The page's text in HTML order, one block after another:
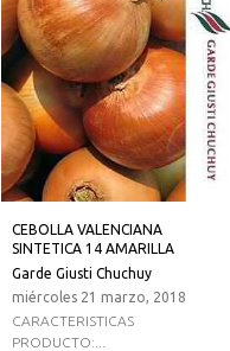
CEBOLLA VALENCIANA
SINTETICA 14 AMARILLA
Garde Giusti Chuchuy
miércoles 21 marzo, 2018
CARACTERISTICAS
PRODUCTO:...